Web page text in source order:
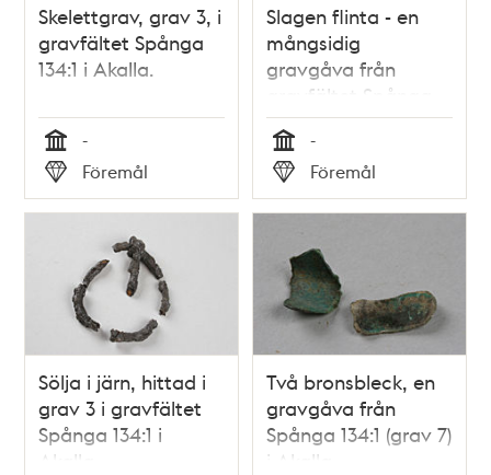
Skelettgrav, grav 3, i
gravfältet Spånga
134:1 i Akalla.
Tid
-
Typ
Föremål
Slagen flinta - en
mångsidig
gravgåva från
gravfältet Spånga
134:1 (grav 1).
Tid
-
Typ
Föremål
Sölja i järn, hittad i
grav 3 i gravfältet
Spånga 134:1 i
Akalla.
Två bronsbleck, en
gravgåva från
Spånga 134:1 (grav 7)
i Akalla.